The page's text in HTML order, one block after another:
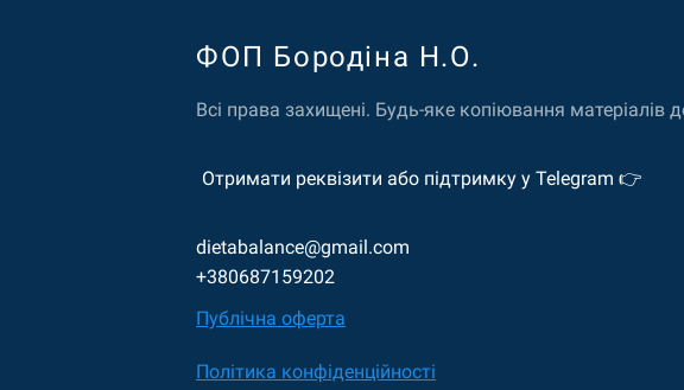
ФОП Бородiна Н.О.
Всі права захищені. Будь-яке копіювання
Отримати реквізити або підтримку у Telegram 👉
dietabalance@gmail.com
+380687159202
Публiчна оферта
Політика конфіденційності